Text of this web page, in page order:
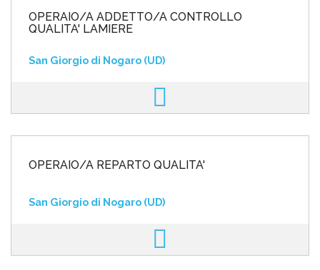
OPERAIO/A ADDETTO/A CONTROLLO
QUALITA' LAMIERE
San Giorgio di Nogaro (UD)
OPERAIO/A REPARTO QUALITA'
San Giorgio di Nogaro (UD)